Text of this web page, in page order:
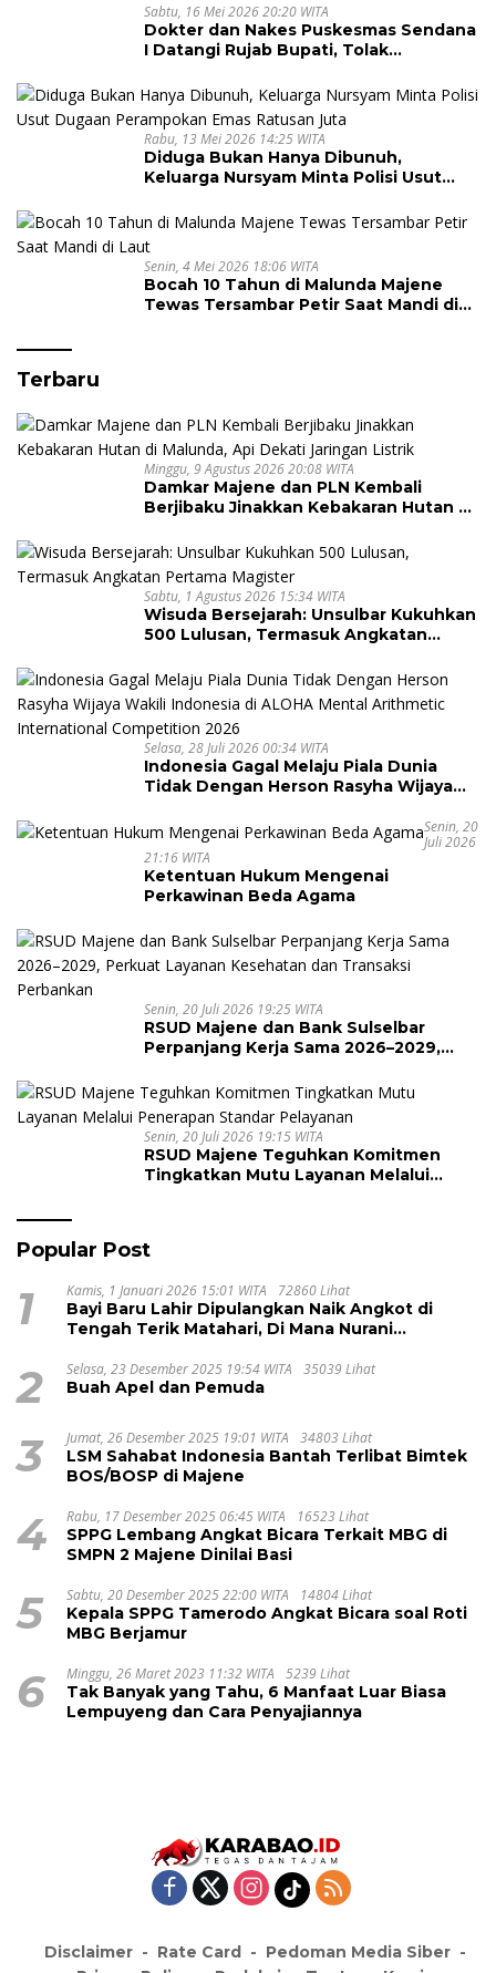
Sabtu, 16 Mei 2026 20:20 WITA
Dokter dan Nakes Puskesmas Sendana
I Datangi Rujab Bupati, Tolak
Kapitasi Tak Cair
Rabu, 13 Mei 2026 14:25 WITA
Diduga Bukan Hanya Dibunuh,
Keluarga Nursyam Minta Polisi Usut
Juta
Senin, 4 Mei 2026 18:06 WITA
Bocah 10 Tahun di Malunda Majene
Tewas Tersambar Petir Saat Mandi di
Terbaru
Minggu, 9 Agustus 2026 20:08 WITA
Damkar Majene dan PLN Kembali
Berjibaku Jinakkan Kebakaran Hutan di
Sabtu, 1 Agustus 2026 15:34 WITA
Wisuda Bersejarah: Unsulbar Kukuhkan
500 Lulusan, Termasuk Angkatan
Selasa, 28 Juli 2026 00:34 WITA
Indonesia Gagal Melaju Piala Dunia
Tidak Dengan Herson Rasyha Wijaya
Arithmetic International Competition
Senin, 20
Juli 2026
21:16 WITA
Ketentuan Hukum Mengenai
Perkawinan Beda Agama
Senin, 20 Juli 2026 19:25 WITA
RSUD Majene dan Bank Sulselbar
Perpanjang Kerja Sama 2026–2029,
Transaksi Perbankan
Senin, 20 Juli 2026 19:15 WITA
RSUD Majene Teguhkan Komitmen
Tingkatkan Mutu Layanan Melalui
Popular Post
1 Kamis, 1 Januari 2026 15:01 WITA 72860 Lihat
Bayi Baru Lahir Dipulangkan Naik Angkot di
Tengah Terik Matahari, Di Mana Nurani
2 Selasa, 23 Desember 2025 19:54 WITA 35039 Lihat
Buah Apel dan Pemuda
3 Jumat, 26 Desember 2025 19:01 WITA 34803 Lihat
LSM Sahabat Indonesia Bantah Terlibat Bimtek
BOS/BOSP di Majene
4 Rabu, 17 Desember 2025 06:45 WITA 16523 Lihat
SPPG Lembang Angkat Bicara Terkait MBG di
SMPN 2 Majene Dinilai Basi
5 Sabtu, 20 Desember 2025 22:00 WITA 14804 Lihat
Kepala SPPG Tamerodo Angkat Bicara soal Roti
MBG Berjamur
6 Minggu, 26 Maret 2023 11:32 WITA 5239 Lihat
Tak Banyak yang Tahu, 6 Manfaat Luar Biasa
Lempuyeng dan Cara Penyajiannya
Disclaimer Rate Card
Pedoman Media Siber